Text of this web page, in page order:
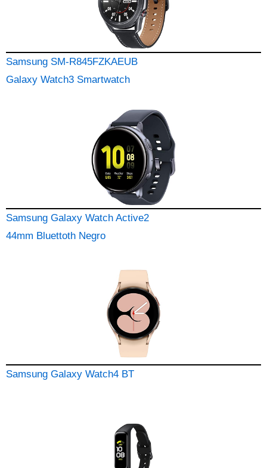
Samsung SM-R845FZKAEUB
Galaxy Watch3 Smartwatch
Samsung Galaxy Watch Active2
44mm Bluettoth Negro
Samsung Galaxy Watch4 BT